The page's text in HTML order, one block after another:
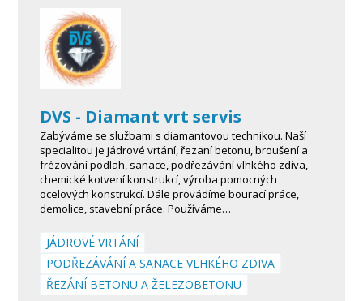
DVS - Diamant vrt servis
Zabýváme se službami s diamantovou technikou. Naší
specialitou je jádrové vrtání, řezaní betonu, broušení a
frézování podlah, sanace, podřezávání vlhkého zdiva,
chemické kotvení konstrukcí, výroba pomocných
ocelových konstrukcí. Dále provádíme bourací práce,
demolice, stavební práce. Používáme…
JÁDROVÉ VRTÁNÍ
PODŘEZÁVÁNÍ A SANACE VLHKÉHO ZDIVA
ŘEZÁNÍ BETONU A ŽELEZOBETONU